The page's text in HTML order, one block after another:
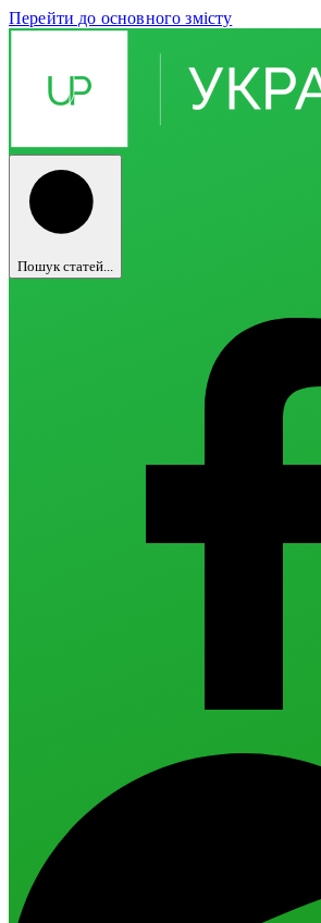
Перейти до основного змісту
Пошук статей...